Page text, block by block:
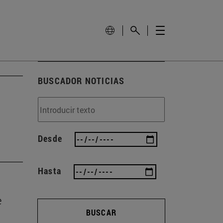
BUSCADOR NOTICIAS
Desde
Hasta
BUSCAR